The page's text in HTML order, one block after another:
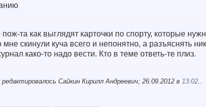
та как выглядят карточки по спорту, которые
мне скинули куча всего и непонятно, а разъяснять
како-то надо вести. Кто в теме ответь-те плиз.
редактировалось Сайкин Кирилл Андреевич; 26.09.2012 в 13:02..